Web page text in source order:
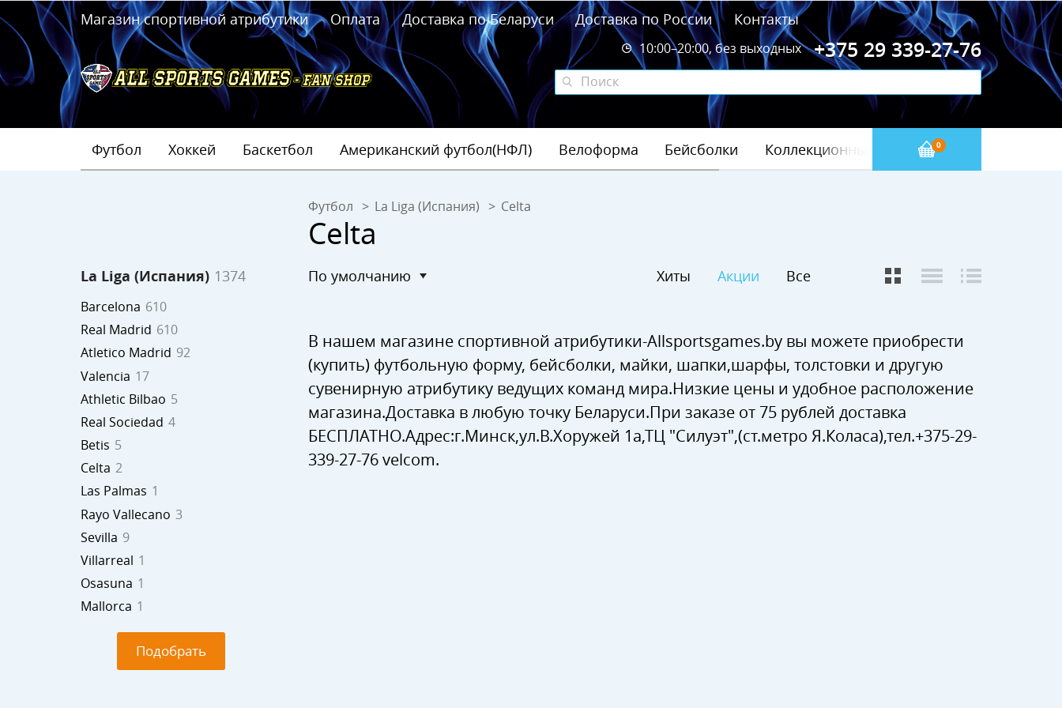
Магазин спортивной атрибутики Оплата Доставка по Беларуси Доставка по России Контакты
+375 29 339-27-76
10:00–20:00, без выходных
0
Футбол Хоккей Баскетбол Американский футбол(НФЛ) Велоформа Бейсболки Коллекционные значки
Футбол La Liga (Испания) Celta
Celta
La Liga (Испания) 1374
Barcelona 610
Real Madrid 610
Atletico Madrid 92
Valencia 17
Athletic Bilbao 5
Real Sociedad 4
Betis 5
Celta 2
Las Palmas 1
Rayo Vallecano 3
Sevilla 9
Villarreal 1
Osasuna 1
Mallorca 1
Хиты Акции Все
по умолчанию
Подобрать
В нашем магазине спортивной атрибутики-Allsportsgames.by вы можете приобрести
(купить) футбольную форму, бейсболки, майки, шапки,шарфы, толстовки и другую
сувенирную атрибутику ведущих команд мира.Низкие цены и удобное расположение
магазина.Доставка в любую точку Беларуси.При заказе от 75 рублей доставка
БЕСПЛАТНО.Адрес:г.Минск,ул.В.Хоружей 1а,ТЦ "Силуэт",(ст.метро Я.Коласа),тел.+375-29-
339-27-76 velcom.